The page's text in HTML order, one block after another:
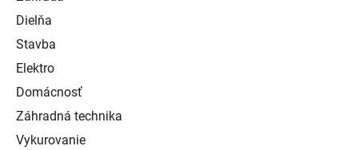
Dielňa
Stavba
Elektro
Domácnosť
Záhradná technika
Vykurovanie